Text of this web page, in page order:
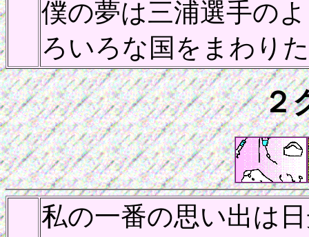
僕の夢は三浦選手の
ろいろな国をまわり
２
私の一番の思い出は